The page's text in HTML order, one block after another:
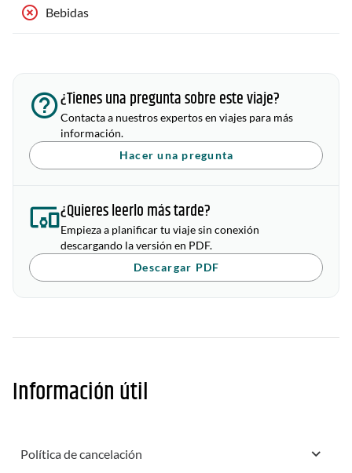
Bebidas
¿Tienes una pregunta sobre este viaje?
Contacta a nuestros expertos en viajes para más
información.
Hacer una pregunta
¿Quieres leerlo más tarde?
Empieza a planificar tu viaje sin conexión
descargando la versión en PDF.
Descargar PDF
Información útil
Política de cancelación